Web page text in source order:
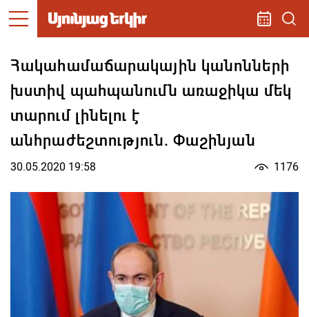
Հակահամաճարակային կանոնների
խստիվ պահպանումն առաջիկա մեկ
տարում լինելու է
անհրաժեշտություն. Փաշինյան
30.05.2020 19:58 1176